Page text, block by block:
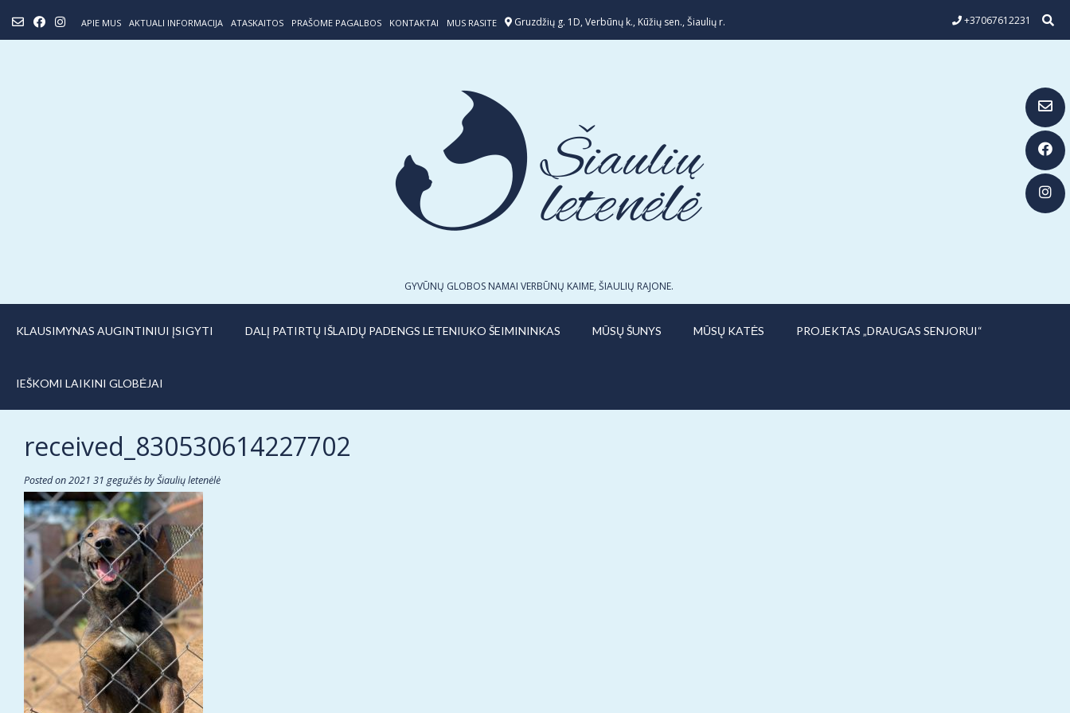
content
APIE MUS AKTUALI INFORMACIJA ATASKAITOS PRAŠOME PAGALBOS KONTAKTAI MUS RASITE Gruzdžių g. 1D, Verbūnų k., Kūžių sen., Šiaulių r. +37067612231
GYVŪNŲ GLOBOS NAMAI VERBŪNŲ KAIME, ŠIAULIŲ RAJONE.
KLAUSIMYNAS AUGINTINIUI ĮSIGYTI DALĮ PATIRTŲ IŠLAIDŲ PADENGS LETENIUKO ŠEIMININKAS MŪSŲ ŠUNYS MŪSŲ KATĖS PROJEKTAS „DRAUGAS SENJORUI“
IEŠKOMI LAIKINI GLOBĖJAI
received_830530614227702
Posted on2021 31 gegužėsbyŠiaulių letenėlė